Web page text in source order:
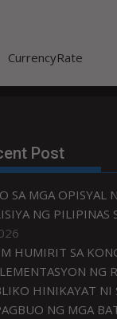
CurrencyRate
Post
SA MGA OPISYAL
NG PILIPINAS
HUMIRIT SA
NG
HINIKAYAT NI
NG MGA